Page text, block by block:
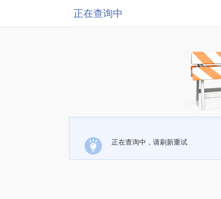
正在查询中
正在查询中，请刷新重试